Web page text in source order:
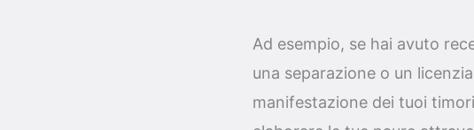
Ad esempio, se hai avuto
una separazione o un
manifestazione dei tuoi